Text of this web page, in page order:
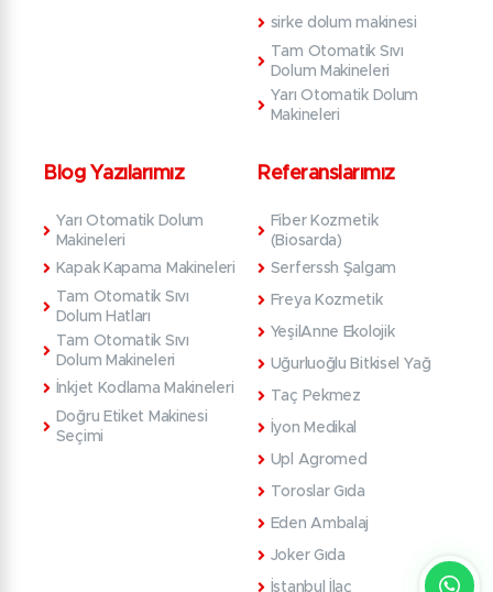
sirke dolum makinesi
Tam Otomatik Sıvı
Dolum Makineleri
Yarı Otomatik Dolum
Makineleri
Blog Yazılarımız
Yarı Otomatik Dolum
Makineleri
Kapak Kapama Makineleri
Tam Otomatik Sıvı
Dolum Hatları
Tam Otomatik Sıvı
Dolum Makineleri
İnkjet Kodlama Makineleri
Doğru Etiket Makinesi
Seçimi
Referanslarımız
Fiber Kozmetik
(Biosarda)
Serferssh Şalgam
Freya Kozmetik
YeşilAnne Ekolojik
Uğurluoğlu Bitkisel Yağ
Taç Pekmez
İyon Medikal
Upl Agromed
Toroslar Gıda
Eden Ambalaj
Joker Gıda
İstanbul İlaç